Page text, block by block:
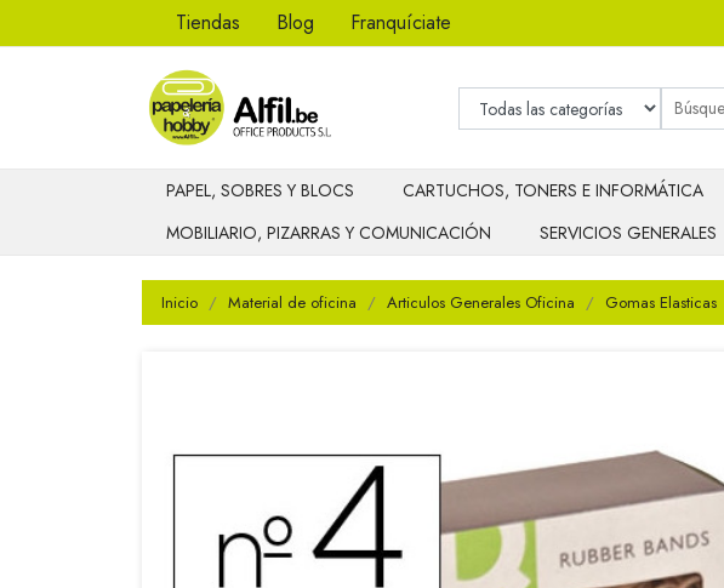
Tiendas Blog Franquíciate
PAPEL, SOBRES Y BLOCS CARTUCHOS, TONERS E INFORMÁTICA
MOBILIARIO, PIZARRAS Y COMUNICACIÓN
SERVICIOS GENERALES
Inicio Material de oficina Articulos Generales Oficina Gomas Elasticas